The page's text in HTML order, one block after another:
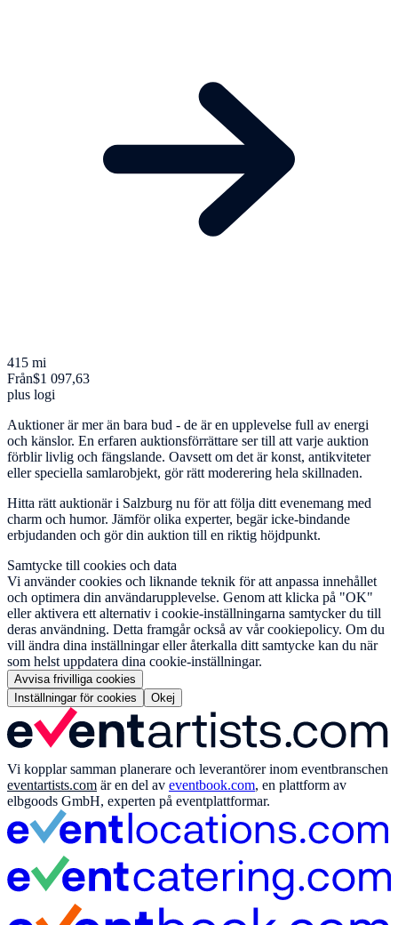
415 mi
Från$1 097,63
plus logi
Auktioner är mer än bara bud - de är en upplevelse full av energi
och känslor. En erfaren auktionsförrättare ser till att varje auktion
förblir livlig och fängslande. Oavsett om det är konst, antikviteter
eller speciella samlarobjekt, gör rätt moderering hela skillnaden.
Hitta rätt auktionär i Salzburg nu för att följa ditt evenemang med
charm och humor. Jämför olika experter, begär icke-bindande
erbjudanden och gör din auktion till en riktig höjdpunkt.
Samtycke till cookies och data
Vi använder cookies och liknande teknik för att anpassa innehållet
och optimera din användarupplevelse. Genom att klicka på "OK"
eller aktivera ett alternativ i cookie-inställningarna samtycker du till
deras användning. Detta framgår också av vår cookiepolicy. Om du
vill ändra dina inställningar eller återkalla ditt samtycke kan du när
som helst uppdatera dina cookie-inställningar.
Avvisa frivilliga cookies
Inställningar för cookies
Okej
Vi kopplar samman planerare och leverantörer inom eventbranschen
eventartists.com är en del av eventbook.com, en plattform av
elbgoods GmbH, experten på eventplattformar.